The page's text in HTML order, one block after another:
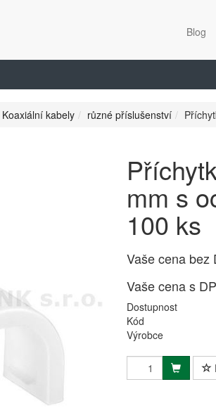
Blog
Koaxiální kabely různé příslušenství
mm s
100 ks
Vaše cena bez
Vaše cena s
Dostupnost
Kód
Výrobce